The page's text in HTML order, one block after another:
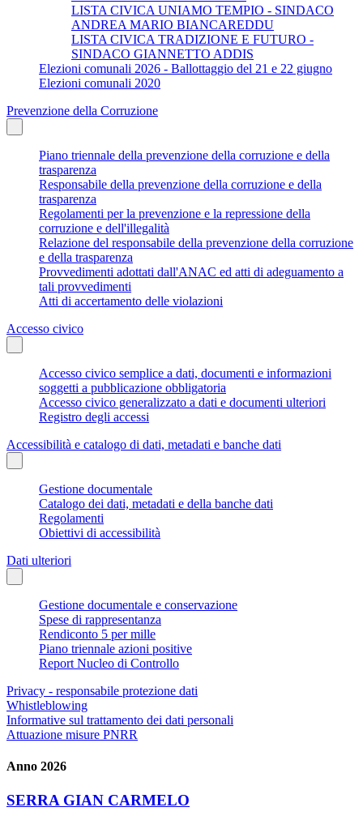
LISTA CIVICA UNIAMO TEMPIO - SINDACO
ANDREA MARIO BIANCAREDDU
LISTA CIVICA TRADIZIONE E FUTURO -
SINDACO GIANNETTO ADDIS
Elezioni comunali 2026 - Ballottaggio del 21 e 22 giugno
Elezioni comunali 2020
Prevenzione della Corruzione
Piano triennale della prevenzione della corruzione e della
trasparenza
Responsabile della prevenzione della corruzione e della
trasparenza
Regolamenti per la prevenzione e la repressione della
corruzione e dell'illegalità
Relazione del responsabile della prevenzione della corruzione
e della trasparenza
Provvedimenti adottati dall'ANAC ed atti di adeguamento a
tali provvedimenti
Atti di accertamento delle violazioni
Accesso civico
Accesso civico semplice a dati, documenti e informazioni
soggetti a pubblicazione obbligatoria
Accesso civico generalizzato a dati e documenti ulteriori
Registro degli accessi
Accessibilità e catalogo di dati, metadati e banche dati
Gestione documentale
Catalogo dei dati, metadati e della banche dati
Regolamenti
Obiettivi di accessibilità
Dati ulteriori
Gestione documentale e conservazione
Spese di rappresentanza
Rendiconto 5 per mille
Piano triennale azioni positive
Report Nucleo di Controllo
Privacy - responsabile protezione dati
Whistleblowing
Informative sul trattamento dei dati personali
Attuazione misure PNRR
Anno 2026
SERRA GIAN CARMELO